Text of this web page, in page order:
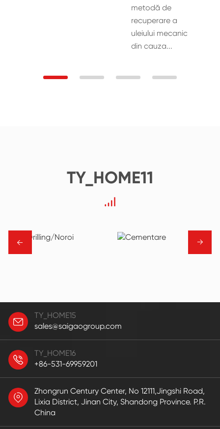
metodă de
recuperare a
uleiului mecanic
din cauza...
TY_HOME11
→ →
TY_HOME15
sales@saigaogroup.com
TY_HOME16
+86-531-69959201
Zhongrun Century Center, No 12111,Jingshi Road,
Lixia District, Jinan City, Shandong Province. P.R.
China